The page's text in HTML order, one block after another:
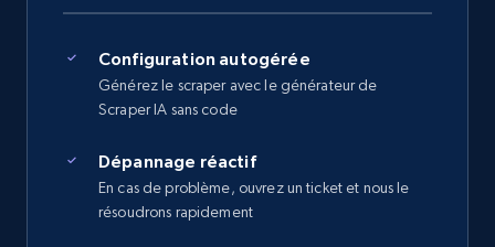
Configuration autogérée
Générez le scraper avec le générateur de
Scraper IA sans code
Dépannage réactif
En cas de problème, ouvrez un ticket et nous le
résoudrons rapidement